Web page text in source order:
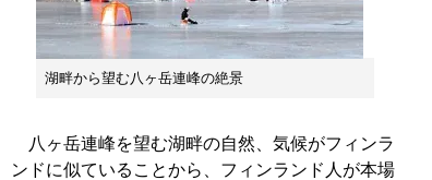
湖畔から望む八ヶ岳連峰の絶景
八ヶ岳連峰を望む湖畔の自然、気候がフィンラ
ンドに似ていることから、フィンランド人が本場